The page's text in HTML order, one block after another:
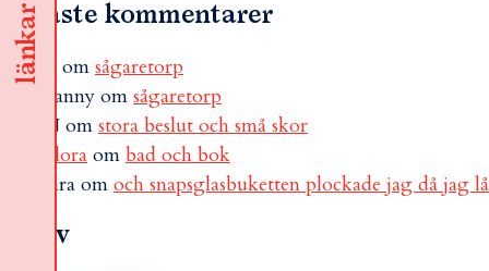
länkar
Senaste kommentarer
om sågaretorp
Fanny om sågaretorp
N om stora beslut och små skor
Flora om bad och bok
sara om och snapsglasbuketten plockade jag då
Arkiv